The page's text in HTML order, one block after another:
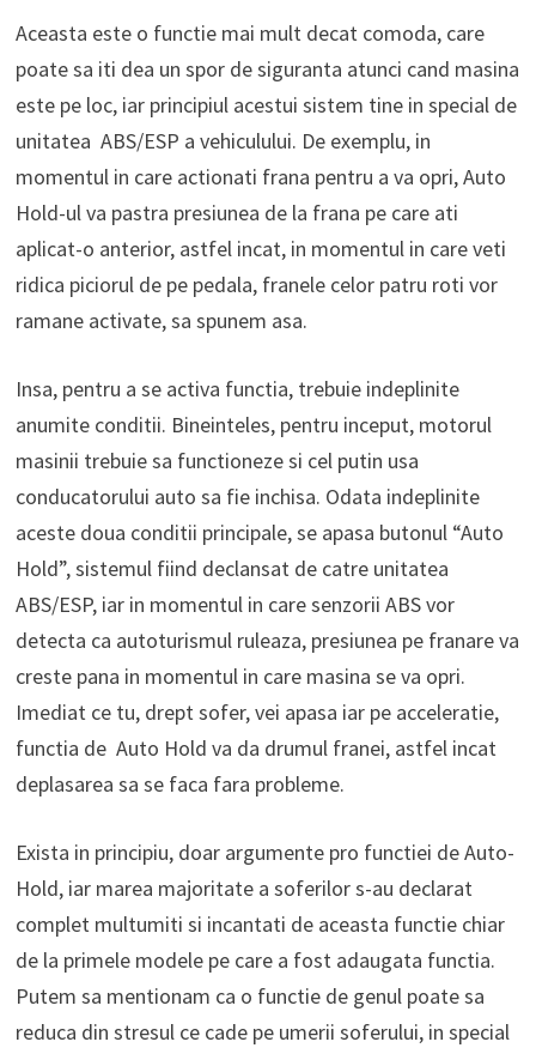
Aceasta este o functie mai mult decat comoda, care
poate sa iti dea un spor de siguranta atunci cand masina
este pe loc, iar principiul acestui sistem tine in special de
unitatea ABS/ESP a vehiculului. De exemplu, in
momentul in care actionati frana pentru a va opri, Auto
Hold-ul va pastra presiunea de la frana pe care ati
aplicat-o anterior, astfel incat, in momentul in care veti
ridica piciorul de pe pedala, franele celor patru roti vor
ramane activate, sa spunem asa.
Insa, pentru a se activa functia, trebuie indeplinite
anumite conditii. Bineinteles, pentru inceput, motorul
masinii trebuie sa functioneze si cel putin usa
conducatorului auto sa fie inchisa. Odata indeplinite
aceste doua conditii principale, se apasa butonul “Auto
Hold”, sistemul fiind declansat de catre unitatea
ABS/ESP, iar in momentul in care senzorii ABS vor
detecta ca autoturismul ruleaza, presiunea pe franare va
creste pana in momentul in care masina se va opri.
Imediat ce tu, drept sofer, vei apasa iar pe acceleratie,
functia de Auto Hold va da drumul franei, astfel incat
deplasarea sa se faca fara probleme.
Exista in principiu, doar argumente pro functiei de Auto-
Hold, iar marea majoritate a soferilor s-au declarat
complet multumiti si incantati de aceasta functie chiar
de la primele modele pe care a fost adaugata functia.
Putem sa mentionam ca o functie de genul poate sa
reduca din stresul ce cade pe umerii soferului, in special